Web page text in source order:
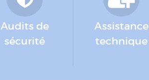
Audits de
sécurité
Assistance
technique